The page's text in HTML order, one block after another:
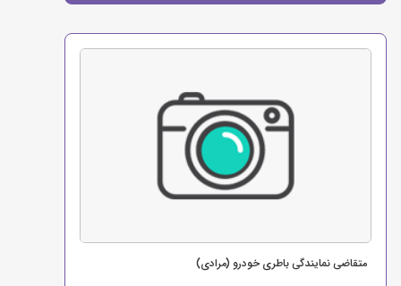
متقاضی نمایندگی باطری خودرو (مرادی)